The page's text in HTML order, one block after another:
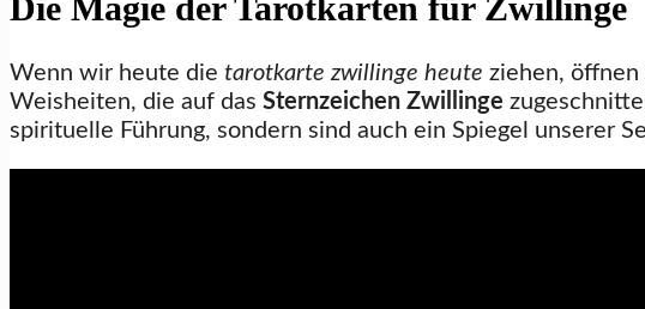
Die Magie der Tarotkarten für Zwillinge
Wenn wir heute die tarotkarte zwillinge heute ziehen,
Weisheiten, die auf das Sternzeichen Zwillinge
spirituelle Führung, sondern sind auch ein Spiegel unserer